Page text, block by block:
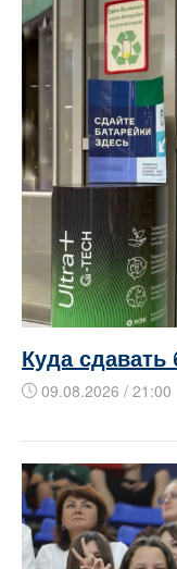
Куда сдавать
09.08.2026 / 21:00